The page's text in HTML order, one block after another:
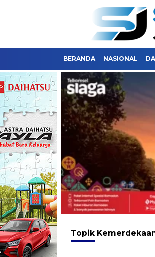
BERANDA NASIONAL
Topik